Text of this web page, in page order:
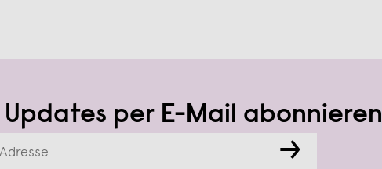
per E-Mail abonnieren
→